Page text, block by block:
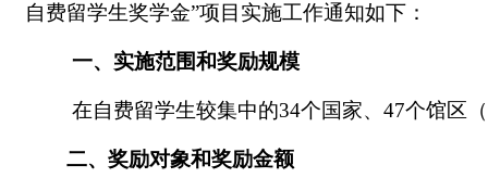
自费留学生奖学金”项目实施工作通知如下：
一、实施范围和奖励规模
在自费留学生较集中的34个国家、47个馆区
二、奖励对象和奖励金额